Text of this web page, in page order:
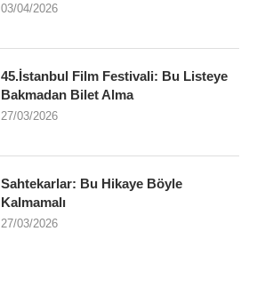
03/04/2026
45.İstanbul Film Festivali: Bu Listeye
Bakmadan Bilet Alma
27/03/2026
Sahtekarlar: Bu Hikaye Böyle
Kalmamalı
27/03/2026